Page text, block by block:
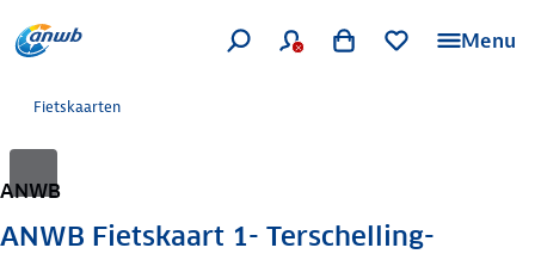
Menu
Fietskaarten
ANWB
ANWB Fietskaart 1- Terschelling-